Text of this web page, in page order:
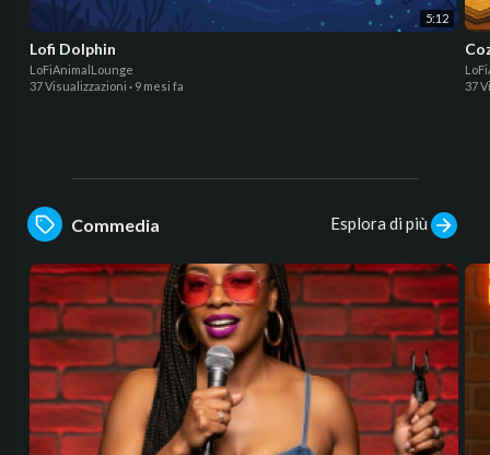
5:12
Lofi Dolphin
LoFiAnimalLounge
37 Visualizzazioni · 9 mesi fa
37
Commedia Esplora di più